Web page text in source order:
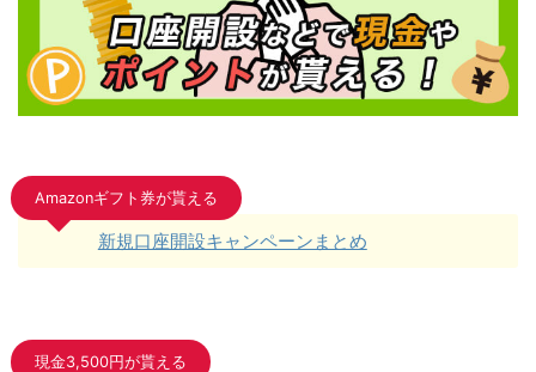
Amazonギフト券が貰える
新規口座開設キャンペーンまとめ
現金3,500円が貰える